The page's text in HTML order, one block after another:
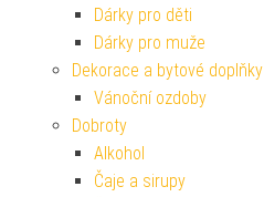
Dárky pro děti
Dárky pro muže
Dekorace a bytové doplňky
Vánoční ozdoby
Dobroty
Alkohol
Čaje a sirupy